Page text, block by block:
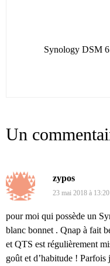
Synology DSM
Un
zypos
23 mai 2018 à 13:20
pour moi qui possède un
blanc bonnet . Qnap à fait
et QTS est régulièrement
goût et d’habitude ! Parfois